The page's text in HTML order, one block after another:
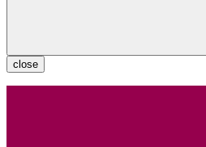
close